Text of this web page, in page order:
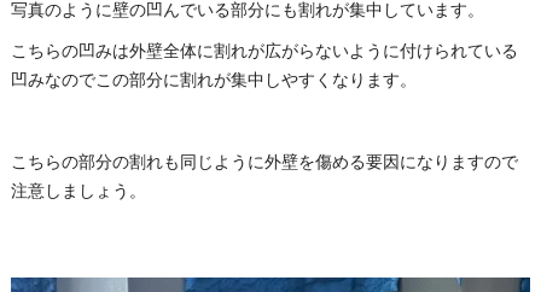
写真のように壁の凹んでいる部分にも割れが集中しています。
こちらの凹みは外壁全体に割れが広がらないように付けられている
凹みなのでこの部分に割れが集中しやすくなります。
こちらの部分の割れも同じように外壁を傷める要因になりますので
注意しましょう。